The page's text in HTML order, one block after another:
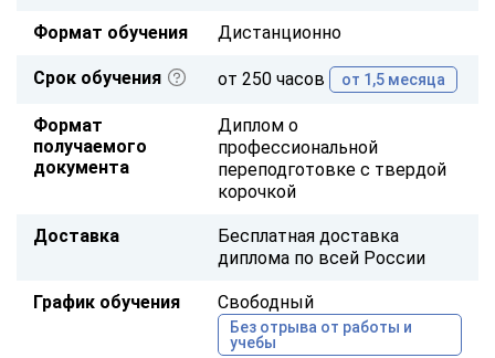
Формат обучения Дистанционно
Срок обучения от 250 часов от 1,5 месяца
Формат
получаемого
документа
Диплом о
профессиональной
переподготовке с твердой
корочкой
Доставка
Бесплатная доставка
диплома по всей России
График обучения Свободный
Без отрыва от работы и
учебы